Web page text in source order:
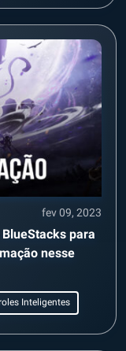
fev 09, 2023
para
nesse
Inteligentes